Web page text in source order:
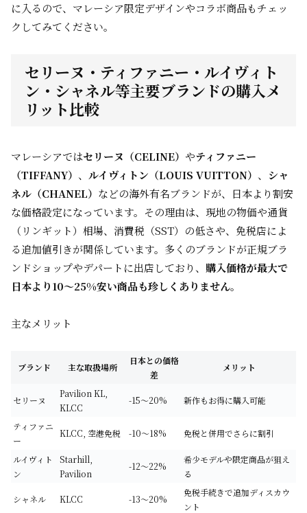
に入るので、マレーシア限定デザインやコラボ商品もチェッ
クしてみてください。
セリーヌ・ティファニー・ルイヴィト
ン・シャネル等主要ブランドの購入メ
リット比較
マレーシアではセリーヌ（CELINE） やティファニー
（TIFFANY） 、 ルイヴィトン（LOUIS VUITTON） 、 シャ
ネル（CHANEL） などの海外有名ブランドが、日本より割安
な価格設定になっています。その理由は、現地の物価や通貨
（リンギット）相場、消費税（SST）の低さや、免税店によ
る追加値引きが関係しています。多くのブランドが正規ブラ
ンドショップやデパートに出店しており、 購入価格が最大で
日本より10～25%安い商品も珍しくありません。
主なメリット
ブランド 主な取扱場所
日本との価格
差
メリット
セリーヌ
Pavilion KL,
KLCC
-15～20% 新作もお得に購入可能
ティファニ
ー
KLCC, 空港免税 -10～18% 免税と併用でさらに割引
ルイヴィト
ン
Starhill,
Pavilion
-12～22%
希少モデルや限定商品が狙え
る
シャネル KLCC -13～20%
免税手続きで追加ディスカウ
ント